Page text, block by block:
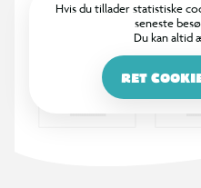
Hvis du tillader statistiske
seneste
Du kan altid
RET